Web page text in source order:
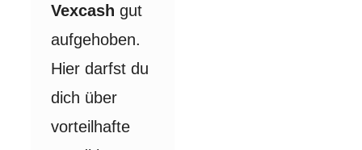
Vexcash gut
aufgehoben.
Hier darfst du
dich über
vorteilhafte